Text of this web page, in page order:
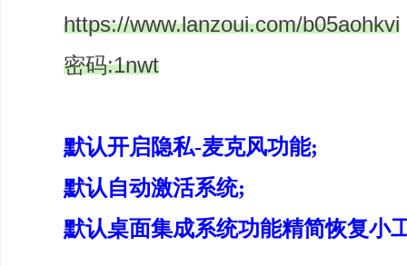
https://www.lanzoui.com/b05aohkvi
密码:1nwt
默认开启隐私-麦克风功能;
默认自动激活系统;
默认桌面集成系统功能精简恢复小